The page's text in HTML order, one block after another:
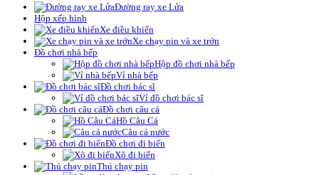
Đường ray xe Lửa
Hộp xếp hình
Xe điều khiển
Xe chạy pin và xe trớn
Đồ chơi nhà bếp
Hộp đồ chơi nhà bếp
Vỉ nhà bếp
Đồ chơi bác sĩ
Vỉ đồ chơi bác sĩ
Đồ chơi câu cá
Hồ Câu Cá
Câu cá nước
Đồ chơi đi biển
Xô đi biển
Thú chạy pin